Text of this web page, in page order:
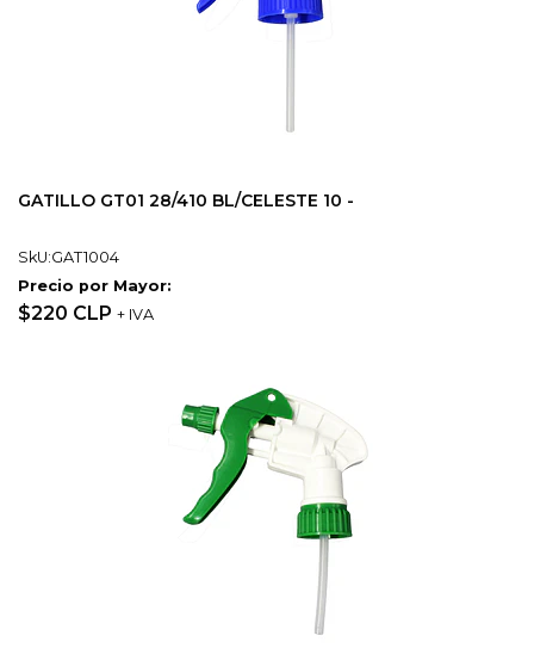
GATILLO GT01 28/410 BL/CELESTE 10 -
SkU:GAT1004
Precio por Mayor:
$220 CLP + IVA